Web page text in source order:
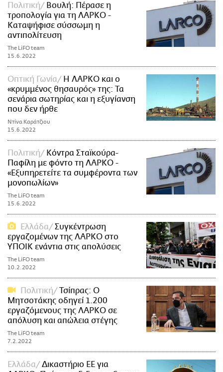
Πολιτική
Βουλή: Πέρασε η
τροπολογία για τη ΛΑΡΚΟ -
Καταψήφισε σύσσωμη η
αντιπολίτευση
The LiFO team
15.6.2022
Οπτική Γωνία
Η ΛΑΡΚΟ και ο
«κρυμμένος θησαυρός» της: Τα
σενάρια σωτηρίας και η εξυγίανση
που δεν ήρθε
Ντίνα Καράτζιου
15.6.2022
Πολιτική
Κόντρα Σταϊκούρα-
Παφίλη με φόντο τη ΛΑΡΚΟ -
«Εξυπηρετείτε τα συμφέροντα των
μονοπωλίων»
The LiFO team
15.6.2022
Ελλάδα
Συγκέντρωση
εργαζομένων της ΛΑΡΚΟ στο
ΥΠΟΙΚ ενάντια στις απολύσεις
The LiFO team
10.2.2022
Πολιτική
Τσίπρας: Ο
Μητσοτάκης οδηγεί 1.200
εργαζόμενους της ΛΑΡΚΟ σε
απόλυση και απώλεια στέγης
The LiFO team
7.2.2022
Ελλάδα
Δικαστήριο ΕΕ για